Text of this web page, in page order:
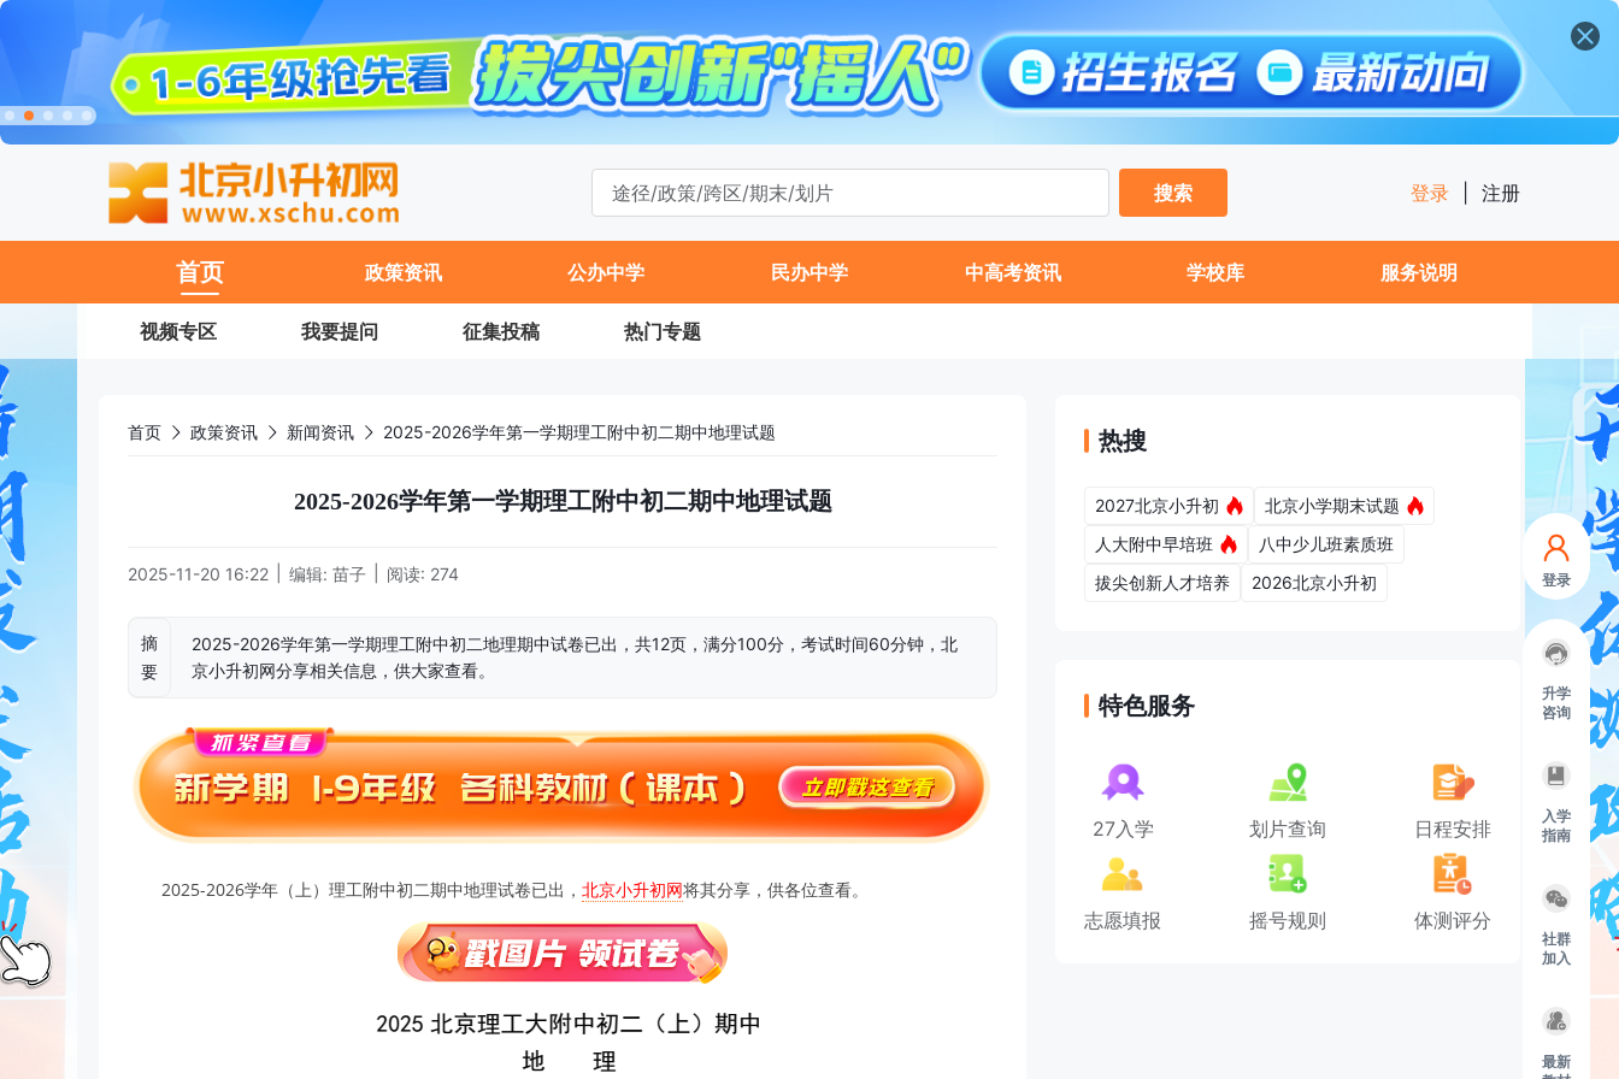
登录
升学
咨询
入学
指南
社群
加入
最新
搜索
登录 注册
首页 政策资讯 公办中学 民办中学 中高考资讯 学校库 服务说明
视频专区 我要提问 征集投稿 热门专题
首页 政策资讯 新闻资讯 2025-2026学年第一学期理工附中初二期中地理试题
2025-2026学年第一学期理工附中初二期中地理试题
2025-11-20 16:22 编辑: 苗子 阅读: 274
摘
要
2025-2026学年第一学期理工附中初二地理期中试卷已出，共12页，满分100分，考试时间60分钟，北
京小升初网分享相关信息，供大家查看。
2025-2026学年（上）理工附中初二期中地理试卷已出， 北京小升初网将其分享，供各位查看。
热搜
2027北京小升初
北京小学期末试题
人大附中早培班
八中少儿班素质班
拔尖创新人才培养
2026北京小升初
特色服务
27入学 划片查询 日程安排
志愿填报 摇号规则 体测评分